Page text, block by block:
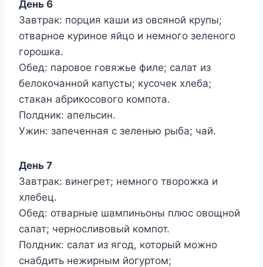
День 6
Завтрак: порция каши из овсяной крупы;
отварное куриное яйцо и немного зеленого
горошка.
Обед: паровое говяжье филе; салат из
белокочанной капусты; кусочек хлеба;
стакан абрикосового компота.
Полдник: апельсин.
Ужин: запеченная с зеленью рыба; чай.
День 7
Завтрак: винегрет; немного творожка и
хлебец.
Обед: отварные шампиньоны плюс овощной
салат; черносливовый компот.
Полдник: салат из ягод, который можно
снабдить нежирным йогуртом;